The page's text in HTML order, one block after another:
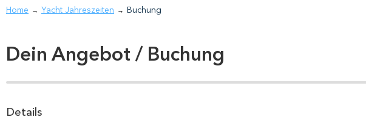
Home → Yacht Jahreszeiten → Buchung
Dein Angebot / Buchung
Details